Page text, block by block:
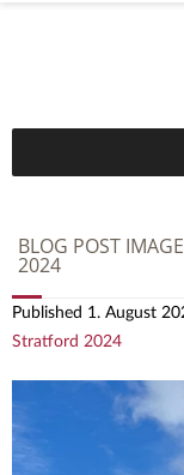
BLOG POST
2024
Published 1. August
Stratford 2024